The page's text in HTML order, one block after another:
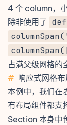
4 个 column，
除非使用了
占满父级网格的
# 响应式网格布
本例中，我们在
有布局组件都支
Section 本身中